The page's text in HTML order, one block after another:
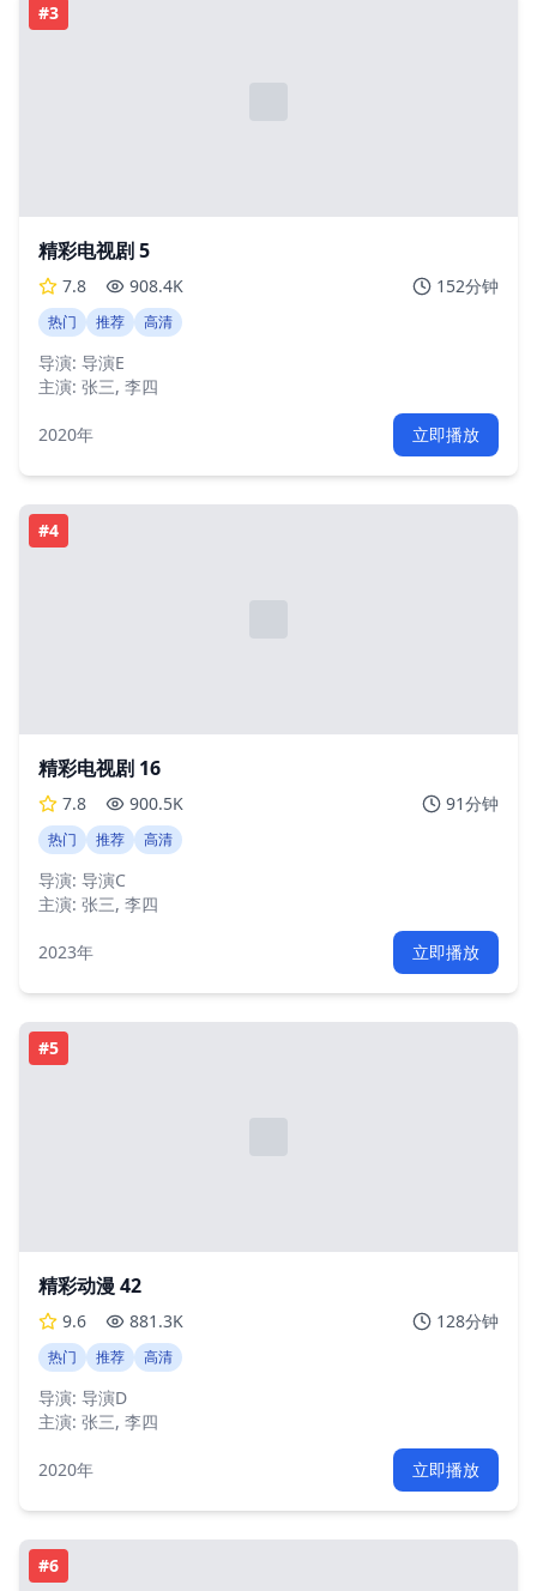
#3
精彩电视剧 5
7.8 908.4K 152分钟
热门 推荐 高清
导演: 导演E
主演: 张三, 李四
2020年 立即播放
#4
精彩电视剧 16
7.8 900.5K 91分钟
热门 推荐 高清
导演: 导演C
主演: 张三, 李四
2023年 立即播放
#5
精彩动漫 42
9.6 881.3K 128分钟
热门 推荐 高清
导演: 导演D
主演: 张三, 李四
2020年 立即播放
#6